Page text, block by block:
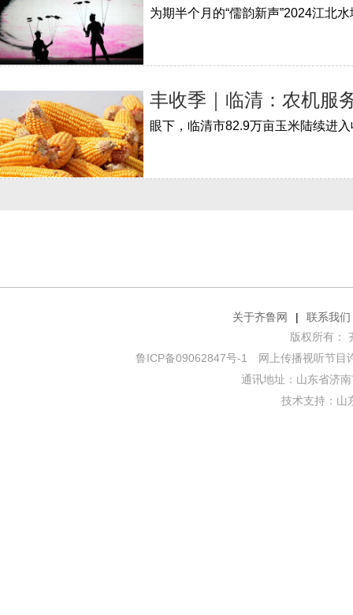
丰收季｜临清：农机服
关于齐鲁网 |
联系我们
版权所有：
鲁ICP备09062847号-1 网上传播视听节目
通讯地址：山东省济
技术支持： 山